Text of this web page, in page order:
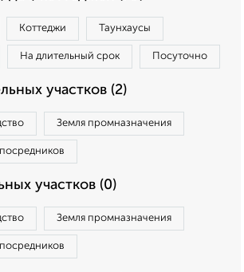
Коттеджи Таунхаусы
На длительный срок Посуточно
участков (2)
Земля промназначения
участков (0)
Земля промназначения